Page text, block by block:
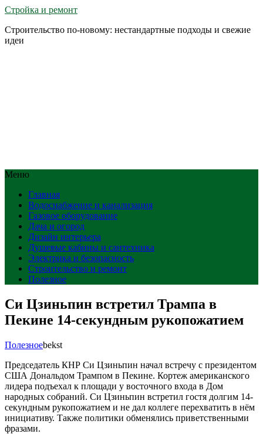
Стройка и ремонт
Строительство по-новому: нестандартные подходы и свежие
идеи
Меню
Главная
Водоснабжение и канализация
Газовое оборудование
Дача и огород
Дизайн интерьера
Душевые кабины и сантехника
Электрика и безопасность
Строительство и ремонт
Полезное
Си Цзиньпин встретил Трампа в
Пекине 14-секундным рукопожатием
Полезноеbekst
Председатель КНР Си Цзиньпин начал встречу с президентом
США Дональдом Трампом в Пекине. Кортеж американского
лидера подъехал к площади у восточного входа в Дом
народных собраний. Си Цзиньпин встретил гостя долгим 14-
секундным рукопожатием и не дал коллеге перехватить в нём
инициативу. Также политики обменялись приветственными
фразами.